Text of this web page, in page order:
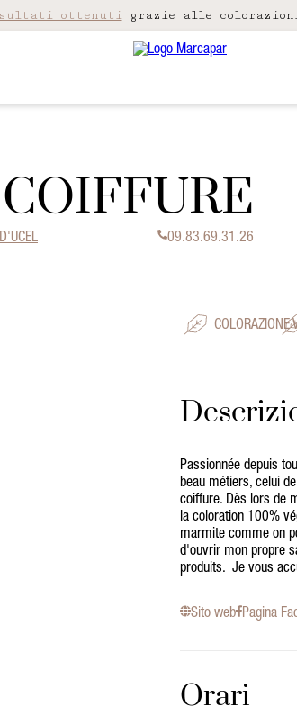
ottenutigrazie alle colorazioni
09.83.69.31.26
COLORAZIONE
Passionnée depuis
beau métiers, celui
coiffure. Dès lors de
la coloration 100%
marmite comme on
d'ouvrir mon propre
produits. Je vous
Sito web Pagina
Orari